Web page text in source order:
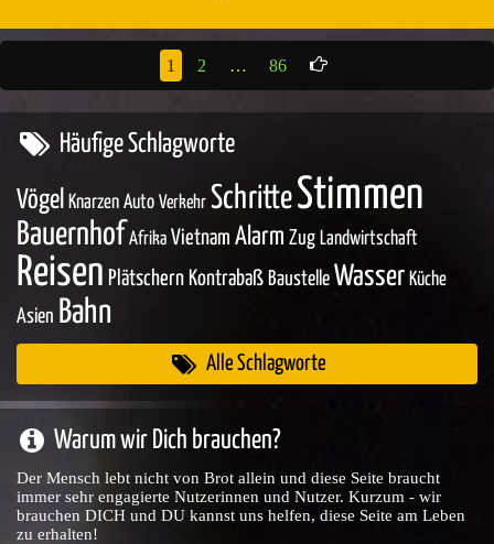
1 2 … 86
Häufige Schlagworte
Vögel Knarzen Auto Verkehr SchritteStimmen
Bauernhof Afrika Vietnam Alarm Zug Landwirtschaft
Reisen Plätschern Kontrabaß Baustelle Wasser Küche
Asien Bahn
Alle Schlagworte
Warum wir Dich brauchen?
Der Mensch lebt nicht von Brot allein und diese Seite braucht
immer sehr engagierte Nutzerinnen und Nutzer. Kurzum - wir
brauchen DICH und DU kannst uns helfen, diese Seite am Leben
zu erhalten!